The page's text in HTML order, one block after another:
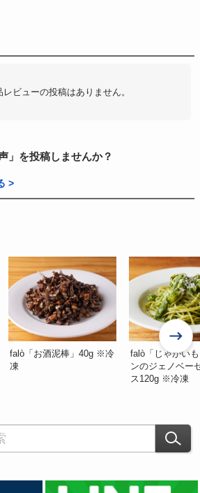
ビューの投稿はありません。
」を投稿しませんか？
>
falò「お酒泥棒」40g ※冷
凍
falò「じゃがい
ンのジェノベー
ス120g ※冷凍